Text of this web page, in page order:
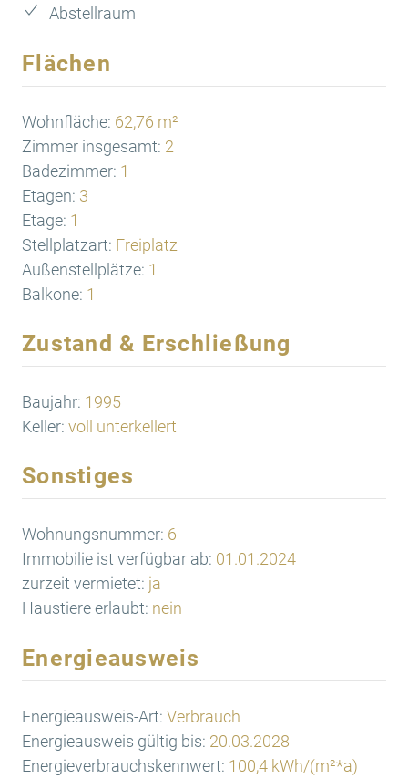
Abstellraum
Flächen
Wohnfläche: 62,76 m²
Zimmer insgesamt: 2
Badezimmer: 1
Etagen: 3
Etage: 1
Stellplatzart: Freiplatz
Außenstellplätze: 1
Balkone: 1
Zustand & Erschließung
Baujahr: 1995
Keller: voll unterkellert
Sonstiges
Wohnungsnummer: 6
Immobilie ist verfügbar ab: 01.01.2024
zurzeit vermietet: ja
Haustiere erlaubt: nein
Energieausweis
Energieausweis-Art: Verbrauch
Energieausweis gültig bis: 20.03.2028
Energieverbrauchskennwert: 100,4 kWh/(m²*a)